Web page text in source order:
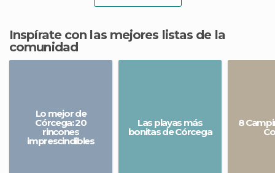
Inspírate con las mejores listas de la
comunidad
Lo mejor de
Córcega: 20
rincones
imprescindibles
Las playas más
bonitas de Córcega
8